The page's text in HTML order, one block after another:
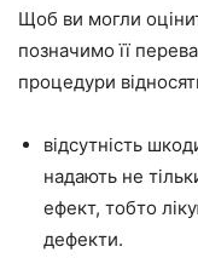
Щоб ви могли
позначимо її
процедури
відсутність
надають не
ефект, тобто
дефекти.